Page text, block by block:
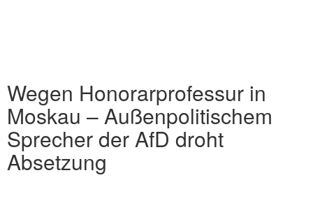
Wegen Honorarprofessur in
Moskau – Außenpolitischem
Sprecher der AfD droht
Absetzung